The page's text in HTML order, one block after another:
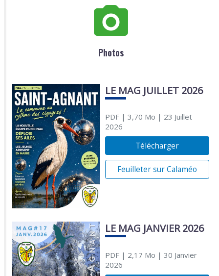
Photos
LE MAG JUILLET 2026
PDF| 3,70 Mo | 23 Juillet
2026
Télécharger
Feuilleter sur Calaméo
LE MAG JANVIER 2026
PDF| 2,17 Mo | 30 Janvier
2026